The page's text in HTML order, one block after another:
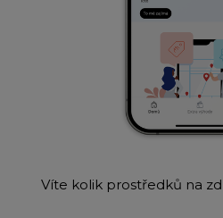
Víte kolik prostředků na